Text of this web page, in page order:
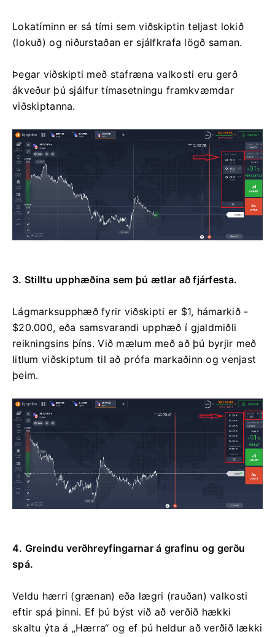
Lokatíminn er sá tími sem viðskiptin teljast lokið
(lokuð) og niðurstaðan er sjálfkrafa lögð saman.
Þegar viðskipti með stafræna valkosti eru gerð
ákveður þú sjálfur tímasetningu framkvæmdar
viðskiptanna.
3. Stilltu upphæðina sem þú ætlar að fjárfesta.
Lágmarksupphæð fyrir viðskipti er $1, hámarkið -
$20.000, eða samsvarandi upphæð í gjaldmiðli
reikningsins þíns. Við mælum með að þú byrjir með
litlum viðskiptum til að prófa markaðinn og venjast
þeim.
4. Greindu verðhreyfingarnar á grafinu og gerðu
spá.
Veldu hærri (grænan) eða lægri (rauðan) valkosti
eftir spá þinni. Ef þú býst við að verðið hækki
skaltu ýta á „Hærra“ og ef þú heldur að verðið lækki